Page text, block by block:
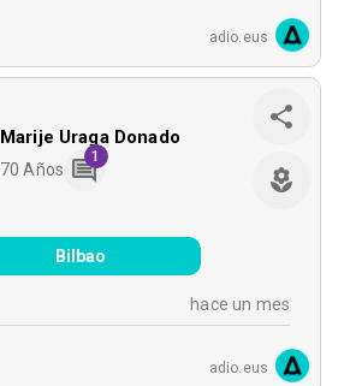
adio.eus
Marije Uraga Donado
70 Años
1
Bilbao
hace un mes
adio.eus